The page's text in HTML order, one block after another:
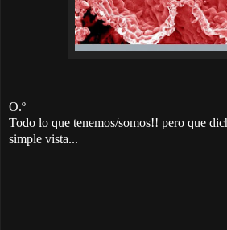
O.º
Todo lo que tenemos/somos!! pero que
simple vista...